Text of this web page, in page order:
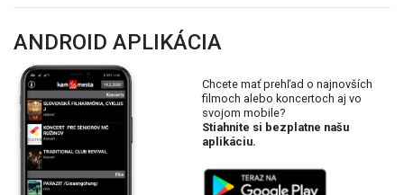
ANDROID APLIKÁCIA
Chcete mať prehľad o najnovších
filmoch alebo koncertoch aj vo
svojom mobile?
Stiahnite si bezplatne našu
aplikáciu.